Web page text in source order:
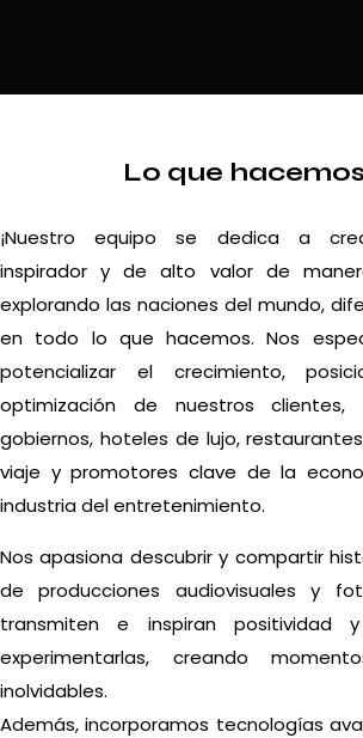
Lo que hacemos
¡Nuestro equipo se dedica a
inspirador y de alto valor de
explorando las naciones del mundo,
en todo lo que hacemos. Nos
potencializar el crecimiento,
optimización de nuestros clientes,
gobiernos, hoteles de lujo,
viaje y promotores clave de la
industria del entretenimiento.
Nos apasiona descubrir y compartir
de producciones audiovisuales y
transmiten e inspiran positividad
experimentarlas, creando
inolvidables.
Además, incorporamos tecnologías